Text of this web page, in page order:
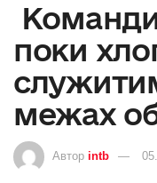
поки
межах
Автор intb